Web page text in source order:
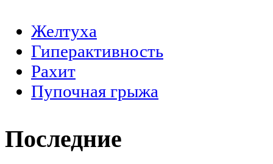
Желтуха
Гиперактивность
Рахит
Пупочная грыжа
Последние